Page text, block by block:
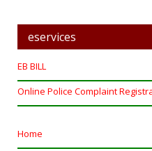
eservices
EB BILL
Online Police Complaint
Home